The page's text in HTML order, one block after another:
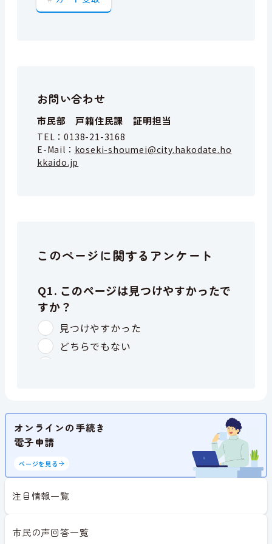
お問い合わせ
市民部 戸籍住民課 証明担当
TEL：0138-21-3168
E-Mail： koseki-shoumei@city.hakodate.ho
kkaido.jp
このページに関するアンケート
オンラインの手続き
電子申請
ページを見る
注目情報一覧
市民の声回答一覧